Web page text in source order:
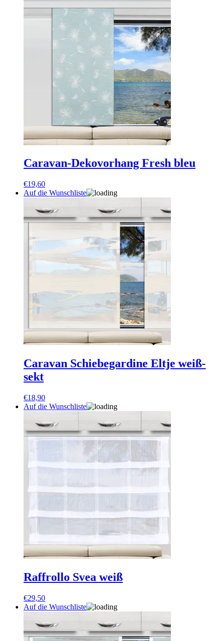
Caravan-Dekovorhang Fresh bleu
€19,60
Auf die Wunschliste
Caravan Schiebegardine Eltje weiß-
sekt
€18,90
Auf die Wunschliste
Raffrollo Svea weiß
€29,50
Auf die Wunschliste